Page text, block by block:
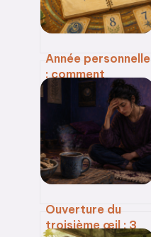
Année personnelle
: comment
calculer votre
cycle
numérologique et
anticiper vos
opportunités
Ouverture du
troisième œil : 3